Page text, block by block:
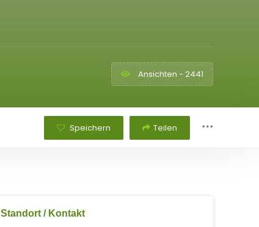
Ansichten - 2441
Speichern Teilen
Standort / Kontakt